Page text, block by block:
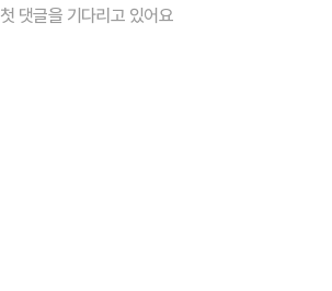
첫 댓글을 기다리고 있어요